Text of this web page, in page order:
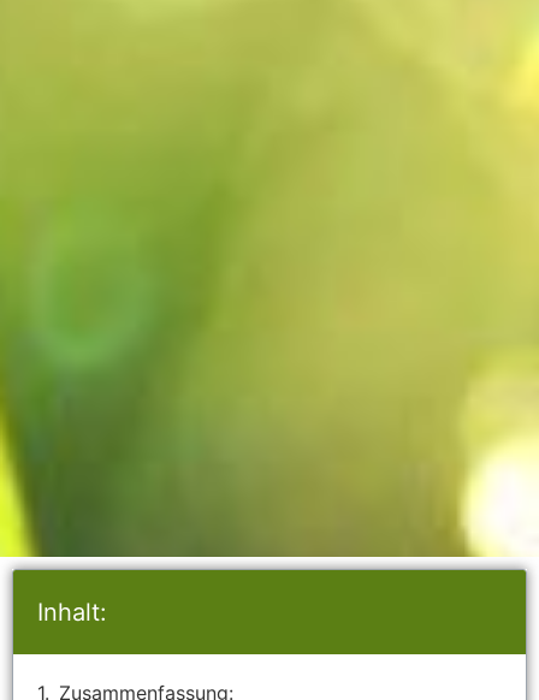
Inhalt:
Zusammenfassung: